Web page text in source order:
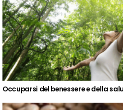
Occuparsi del benessere e della